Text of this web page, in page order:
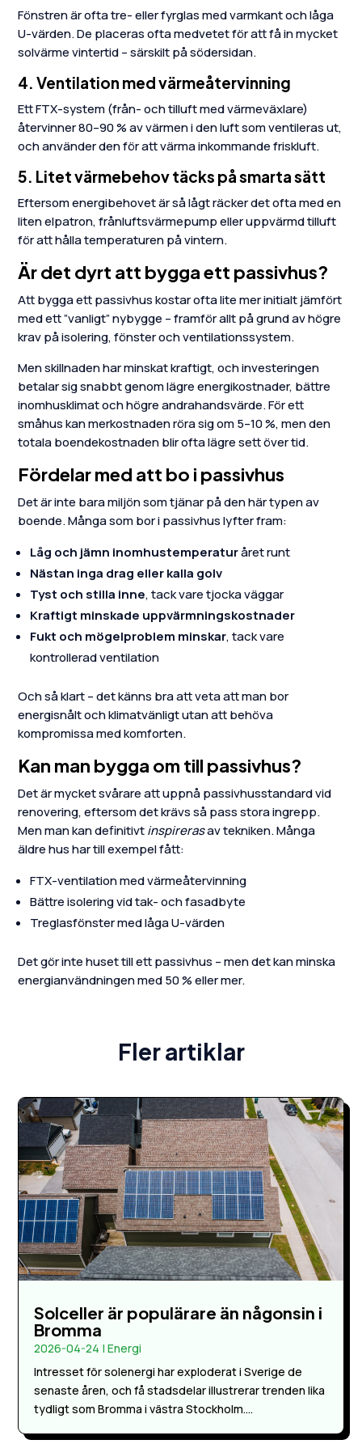
Fönstren är ofta tre- eller fyrglas med varmkant och låga
U-värden. De placeras ofta medvetet för att få in mycket
solvärme vintertid – särskilt på södersidan.
4. Ventilation med värmeåtervinning
Ett FTX-system (från- och tilluft med värmeväxlare)
återvinner 80–90 % av värmen i den luft som ventileras ut,
och använder den för att värma inkommande friskluft.
5. Litet värmebehov täcks på smarta sätt
Eftersom energibehovet är så lågt räcker det ofta med en
liten elpatron, frånluftsvärmepump eller uppvärmd tilluft
för att hålla temperaturen på vintern.
Är det dyrt att bygga ett passivhus?
Att bygga ett passivhus kostar ofta lite mer initialt jämfört
med ett ”vanligt” nybygge – framför allt på grund av högre
krav på isolering, fönster och ventilationssystem.
Men skillnaden har minskat kraftigt, och investeringen
betalar sig snabbt genom lägre energikostnader, bättre
inomhusklimat och högre andrahandsvärde. För ett
småhus kan merkostnaden röra sig om 5–10 %, men den
totala boendekostnaden blir ofta lägre sett över tid.
Fördelar med att bo i passivhus
Det är inte bara miljön som tjänar på den här typen av
boende. Många som bor i passivhus lyfter fram:
Låg och jämn inomhustemperaturåret runt
Nästan inga drag eller kalla golv
Tyst och stilla inne, tack vare tjocka väggar
Kraftigt minskade uppvärmningskostnader
Fukt och mögelproblem minskar, tack vare
kontrollerad ventilation
Och så klart – det känns bra att veta att man bor
energisnålt och klimatvänligt utan att behöva
kompromissa med komforten.
Kan man bygga om till passivhus?
Det är mycket svårare att uppnå passivhusstandard vid
renovering, eftersom det krävs så pass stora ingrepp.
Men man kan definitivtinspirerasav tekniken. Många
äldre hus har till exempel fått:
FTX-ventilation med värmeåtervinning
Bättre isolering vid tak- och fasadbyte
Treglasfönster med låga U-värden
Det gör inte huset till ett passivhus – men det kan minska
energianvändningen med 50 % eller mer.
Fler artiklar
Solceller är populärare än någonsin i
Bromma
2026-04-24 |Energi
Intresset för solenergi har exploderat i Sverige de
senaste åren, och få stadsdelar illustrerar trenden lika
tydligt som Bromma i västra Stockholm....